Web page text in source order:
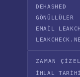
DEHASHED
GÖNÜLLÜLER
EMAIL
ZAMAN
İHLAL TARIHI